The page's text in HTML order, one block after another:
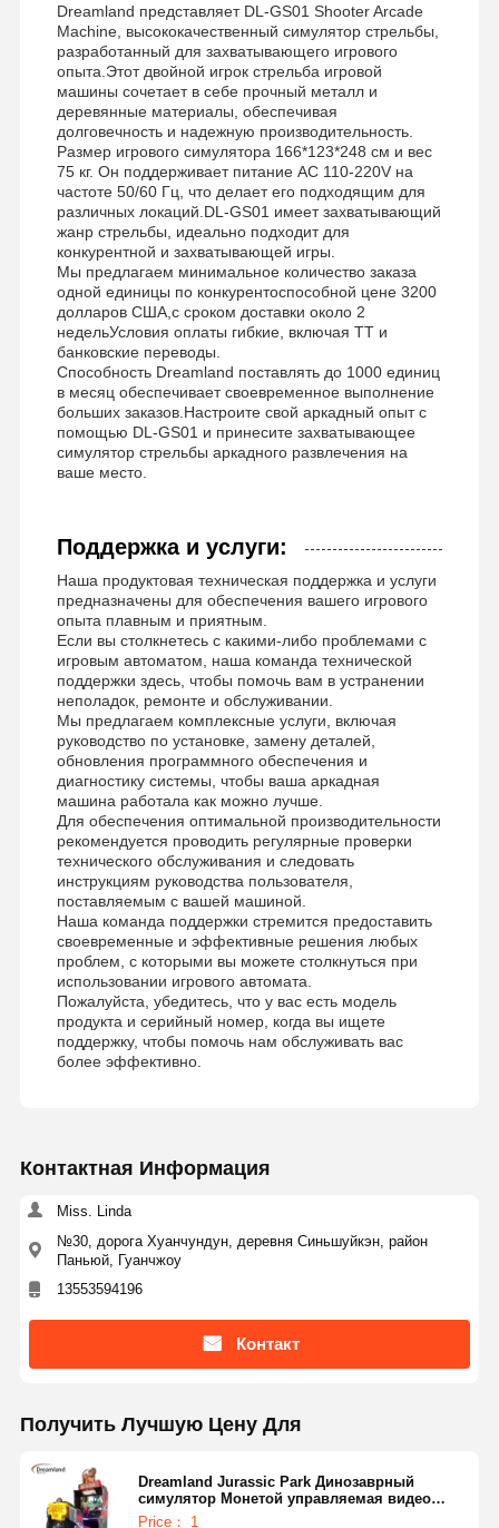
Dreamland представляет DL-GS01 Shooter Arcade
Machine, высококачественный симулятор стрельбы,
разработанный для захватывающего игрового
опыта.Этот двойной игрок стрельба игровой
машины сочетает в себе прочный металл и
деревянные материалы, обеспечивая
долговечность и надежную производительность.
Размер игрового симулятора 166*123*248 см и вес
75 кг. Он поддерживает питание AC 110-220V на
частоте 50/60 Гц, что делает его подходящим для
различных локаций.DL-GS01 имеет захватывающий
жанр стрельбы, идеально подходит для
конкурентной и захватывающей игры.
Мы предлагаем минимальное количество заказа
одной единицы по конкурентоспособной цене 3200
долларов США,с сроком доставки около 2
недельУсловия оплаты гибкие, включая TT и
банковские переводы.
Способность Dreamland поставлять до 1000 единиц
в месяц обеспечивает своевременное выполнение
больших заказов.Настроите свой аркадный опыт с
помощью DL-GS01 и принесите захватывающее
симулятор стрельбы аркадного развлечения на
ваше место.
Поддержка и услуги:
Наша продуктовая техническая поддержка и услуги
предназначены для обеспечения вашего игрового
опыта плавным и приятным.
Если вы столкнетесь с какими-либо проблемами с
игровым автоматом, наша команда технической
поддержки здесь, чтобы помочь вам в устранении
неполадок, ремонте и обслуживании.
Мы предлагаем комплексные услуги, включая
руководство по установке, замену деталей,
обновления программного обеспечения и
диагностику системы, чтобы ваша аркадная
машина работала как можно лучше.
Для обеспечения оптимальной производительности
рекомендуется проводить регулярные проверки
технического обслуживания и следовать
инструкциям руководства пользователя,
поставляемым с вашей машиной.
Наша команда поддержки стремится предоставить
своевременные и эффективные решения любых
проблем, с которыми вы можете столкнуться при
использовании игрового автомата.
Пожалуйста, убедитесь, что у вас есть модель
продукта и серийный номер, когда вы ищете
поддержку, чтобы помочь нам обслуживать вас
более эффективно.
Контактная Информация
Miss. Linda
№30, дорога Хуанчундун, деревня Синьшуйкэн, район
Паньюй, Гуанчжоу
13553594196
Контакт
Получить Лучшую Цену Для
Dreamland Jurassic Park Динозаврный
симулятор Монетой управляемая видео
аркадная стрельба игра предлагает
Price： 1